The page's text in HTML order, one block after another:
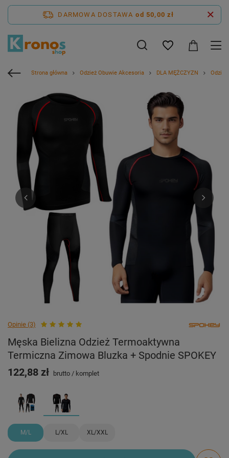
DARMOWA DOSTAWA od 50,00 zł
Strona główna Odzież Obuwie Akcesoria DLA MĘŻCZYZN Odzież
Opinie (3)
Męska Bielizna Odzież Termoaktywna
Termiczna Zimowa Bluzka + Spodnie SPOKEY
M/L L/XL XL/XXL
122,88 zł brutto / komplet